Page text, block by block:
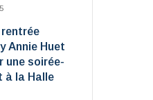
Annie Huet
une soirée-
à la Halle